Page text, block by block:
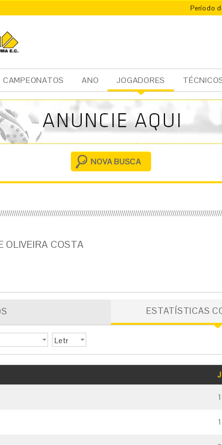
Período
CAMPEONATOS ANO JOGADORES
cia
l
NOVA BUSCA
OLIVEIRA COSTA
ESTATÍSTICAS
Letr
J
1
1